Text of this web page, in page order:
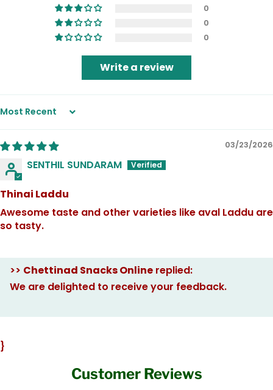
0
0
0
Write a review
Sort by
03/23/2026
SENTHIL SUNDARAM
Thinai Laddu
Awesome taste and other varieties like aval Laddu are
so tasty.
>> Chettinad Snacks Online replied:
We are delighted to receive your feedback.
}
Customer Reviews